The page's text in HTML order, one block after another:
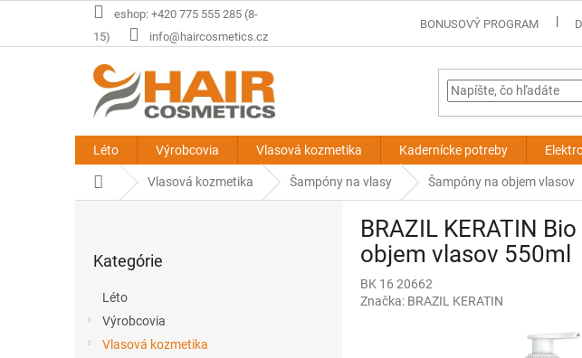
eshop: +420 775 555 285 (8-
15)
info@haircosmetics.cz
BONUSOVÝ PROGRAM
Léto Výrobcovia Vlasová kozmetika Kadernícke potreby
DomovVlasová kozmetika Šampóny na vlasy Šampóny na objem vlasov
kategórie
Kategórie
Léto
Výrobcovia
Vlasová kozmetika
BRAZIL KERATIN
objem vlasov 550ml
BK 16 20662
Značka: BRAZIL KERATIN